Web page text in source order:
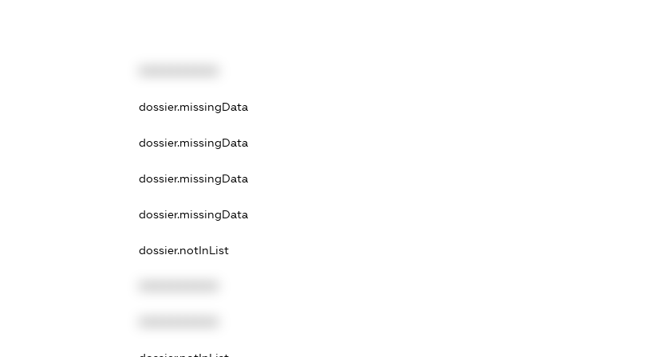
dossier.missingData
dossier.missingData
dossier.missingData
dossier.missingData
dossier.notInList